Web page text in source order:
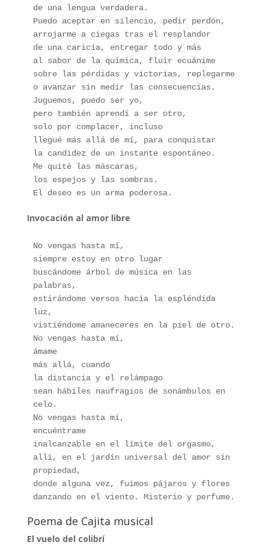
de una lengua verdadera.
Puedo aceptar en silencio, pedir perdón,
arrojarme a ciegas tras el resplandor
de una caricia, entregar todo y más
al sabor de la química, fluir ecuánime
sobre las pérdidas y victorias, replegarme
o avanzar sin medir las consecuencias.
Juguemos, puedo ser yo,
pero también aprendí a ser otro,
solo por complacer, incluso
llegué más allá de mí, para conquistar
la candidez de un instante espontáneo.
Me quité las máscaras,
los espejos y las sombras.
El deseo es un arma poderosa.
Invocación al amor libre
No vengas hasta mí,
siempre estoy en otro lugar
buscándome árbol de música en las
palabras,
estirándome versos hacia la espléndida
luz,
vistiéndome amaneceres en la piel de otro.
No vengas hasta mí,
ámame
más allá, cuando
la distancia y el relámpago
sean hábiles naufragios de sonámbulos en
celo.
No vengas hasta mí,
encuéntrame
inalcanzable en el límite del orgasmo,
allí, en el jardín universal del amor sin
propiedad,
donde alguna vez, fuimos pájaros y flores
danzando en el viento. Misterio y perfume.
Poema de Cajita musical
El vuelo del colibrí